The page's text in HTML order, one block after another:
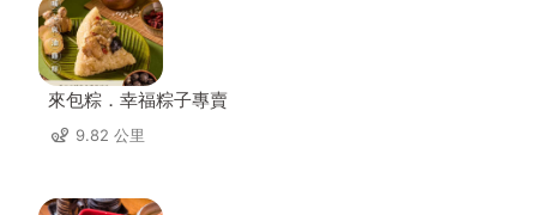
來包粽．幸福粽子專賣
9.82 公里